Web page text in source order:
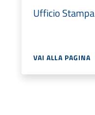
Ufficio Stampa
VAI ALLA PAGINA